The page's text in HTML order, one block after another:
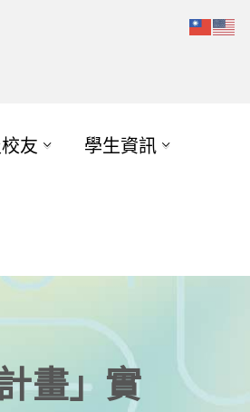
友 學生資訊
畫」實